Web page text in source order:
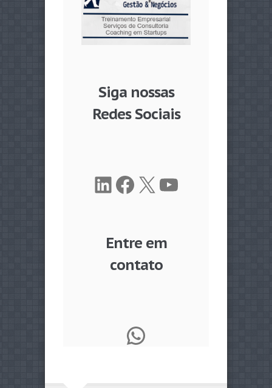
Siga nossas
Redes Sociais
LinkedIn
Facebook
X Youtube
Entre em
contato
WhatsApp